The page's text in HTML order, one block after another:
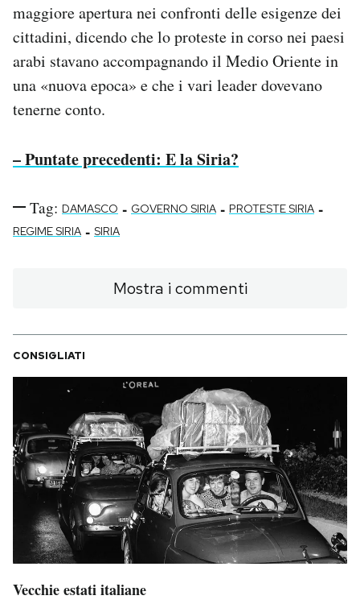
maggiore apertura nei confronti delle esigenze dei
cittadini, dicendo che lo proteste in corso nei paesi
arabi stavano accompagnando il Medio Oriente in
una «nuova epoca» e che i vari leader dovevano
tenerne conto.
– Puntate precedenti: E la Siria?
Tag: DAMASCO - GOVERNO SIRIA - PROTESTE SIRIA -
REGIME SIRIA - SIRIA
Mostra i commenti
CONSIGLIATI
Vecchie estati italiane